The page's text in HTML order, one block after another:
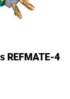
REFMATE-4